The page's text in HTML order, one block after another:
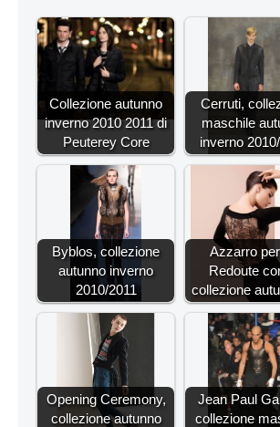
Collezione autunno
inverno 2010 2011 di
Peuterey Core
Cerruti,
maschile
inverno
Byblos, collezione
autunno inverno
2010/2011
Azzarro
Redoute
collezione
Opening Ceremony,
collezione autunno
Jean Paul
collezione